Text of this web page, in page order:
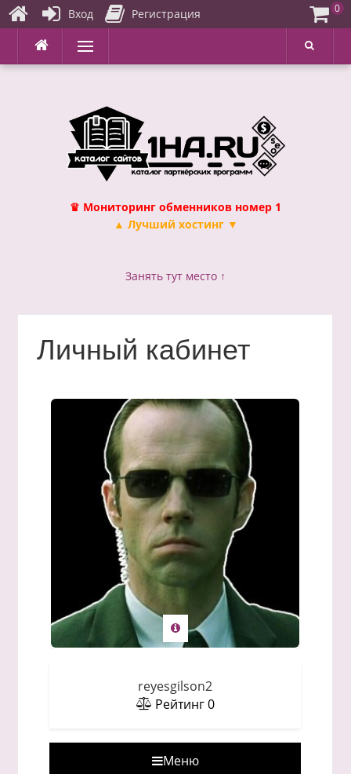
Перейти
содержимому
Меню
♛ Мониторинг обменников номер 1
▲ Лучший хостинг ▼
Занять тут место ↑
Личный кабинет
reyesgilson2
Рейтинг0
Меню
Вход Регистрация 0